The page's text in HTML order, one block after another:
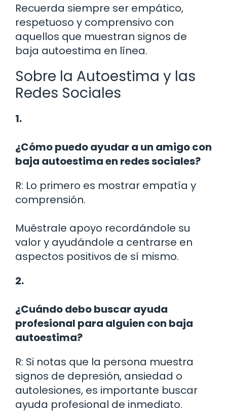
Recuerda siempre ser empático,
respetuoso y comprensivo con
aquellos que muestran signos de
baja autoestima en línea.
Sobre la Autoestima y las
Redes Sociales
1.
¿Cómo puedo ayudar a un amigo con
baja autoestima en redes sociales?
R: Lo primero es mostrar empatía y
comprensión.
Muéstrale apoyo recordándole su
valor y ayudándole a centrarse en
aspectos positivos de sí mismo.
2.
¿Cuándo debo buscar ayuda
profesional para alguien con baja
autoestima?
R: Si notas que la persona muestra
signos de depresión, ansiedad o
autolesiones, es importante buscar
ayuda profesional de inmediato.